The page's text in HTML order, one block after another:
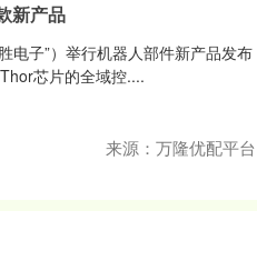
新产品
电子”）举行机器人部件新产品发布
芯片的全域控....
来源：万隆优配平台
43.13 0.93%